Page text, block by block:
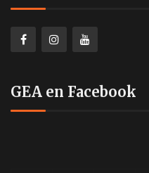
GEA en Facebook